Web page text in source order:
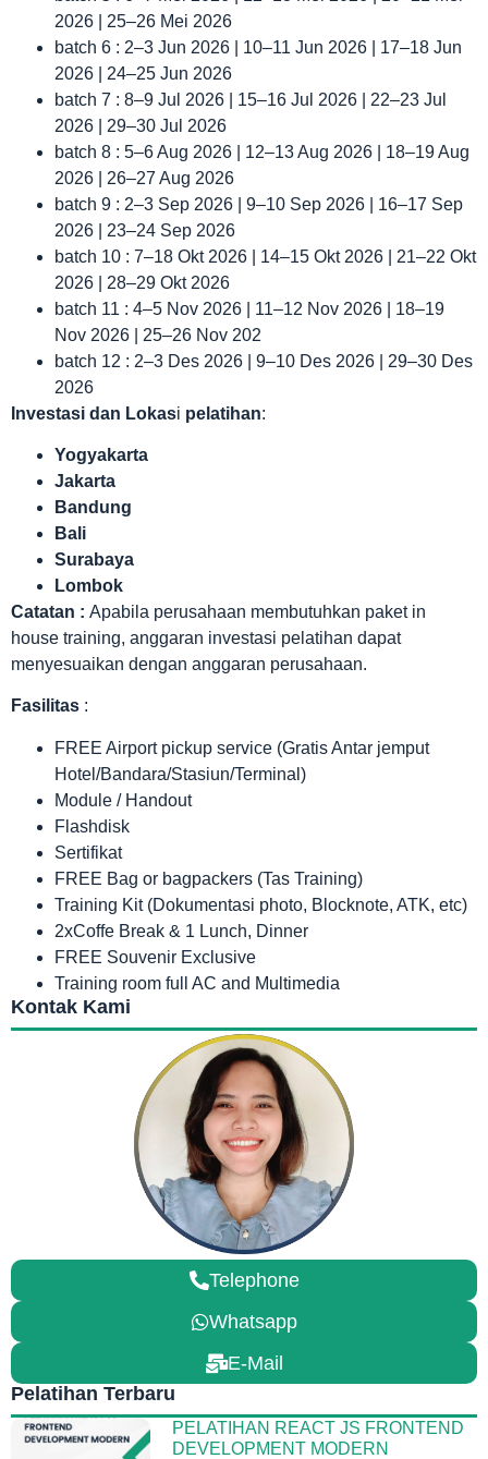
2026 | 25–26 Mei 2026
batch 6 : 2–3 Jun 2026 | 10–11 Jun 2026 | 17–18 Jun
2026 | 24–25 Jun 2026
batch 7 : 8–9 Jul 2026 | 15–16 Jul 2026 | 22–23 Jul
2026 | 29–30 Jul 2026
batch 8 : 5–6 Aug 2026 | 12–13 Aug 2026 | 18–19 Aug
2026 | 26–27 Aug 2026
batch 9 : 2–3 Sep 2026 | 9–10 Sep 2026 | 16–17 Sep
2026 | 23–24 Sep 2026
batch 10 : 7–18 Okt 2026 | 14–15 Okt 2026 | 21–22 Okt
2026 | 28–29 Okt 2026
batch 11 : 4–5 Nov 2026 | 11–12 Nov 2026 | 18–19
Nov 2026 | 25–26 Nov 202
batch 12 : 2–3 Des 2026 | 9–10 Des 2026 | 29–30 Des
2026
Investasi dan Lokasi pelatihan:
Yogyakarta
Jakarta
Bandung
Bali
Surabaya
Lombok
Catatan : Apabila perusahaan membutuhkan paket in
house training, anggaran investasi pelatihan dapat
menyesuaikan dengan anggaran perusahaan.
Fasilitas :
FREE Airport pickup service (Gratis Antar jemput
Hotel/Bandara/Stasiun/Terminal)
Module / Handout
Flashdisk
Sertifikat
FREE Bag or bagpackers (Tas Training)
Training Kit (Dokumentasi photo, Blocknote, ATK, etc)
2xCoffe Break & 1 Lunch, Dinner
FREE Souvenir Exclusive
Training room full AC and Multimedia
Kontak Kami
Telephone
Whatsapp
E-Mail
Pelatihan Terbaru
PELATIHAN REACT JS FRONTEND
DEVELOPMENT MODERN